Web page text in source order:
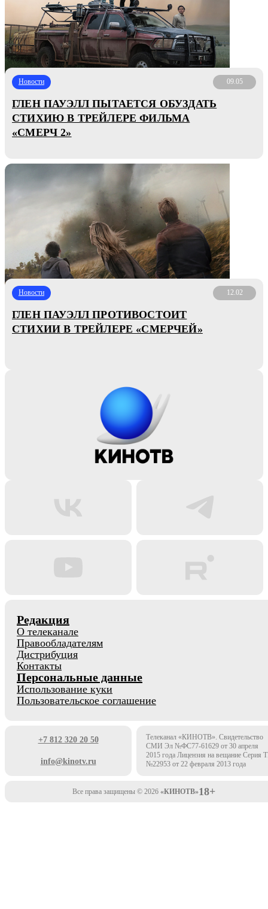
Новости 09.05
ГЛЕН ПАУЭЛЛ ПЫТАЕТСЯ ОБУЗДАТЬ
СТИХИЮ В ТРЕЙЛЕРЕ ФИЛЬМА
«СМЕРЧ 2»
Новости 12.02
ГЛЕН ПАУЭЛЛ ПРОТИВОСТОИТ
СТИХИИ В ТРЕЙЛЕРЕ «СМЕРЧЕЙ»
Редакция
О телеканале
Правообладателям
Дистрибуция
Контакты
Персональные данные
Использование куки
Пользовательское соглашение
+7 812 320 20 50
info@kinotv.ru
Телеканал «КИНОТВ». Свидетельство
СМИ Эл №ФС77-61629 от 30 апреля
2015 года Лицензия на вещание Серия
№22953 от 22 февраля 2013 года
Все права защищены © 2026 «КИНОТВ»18+